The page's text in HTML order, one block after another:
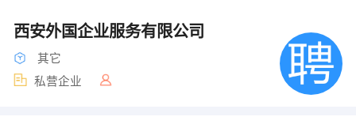
西安外国企业服务有限公司
其它
私营企业